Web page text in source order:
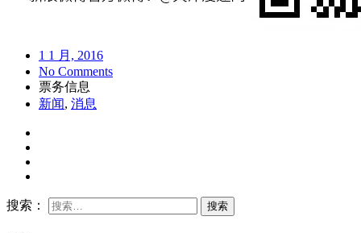
1 1 月, 2016
No Comments
票务信息
新闻, 消息
搜索：